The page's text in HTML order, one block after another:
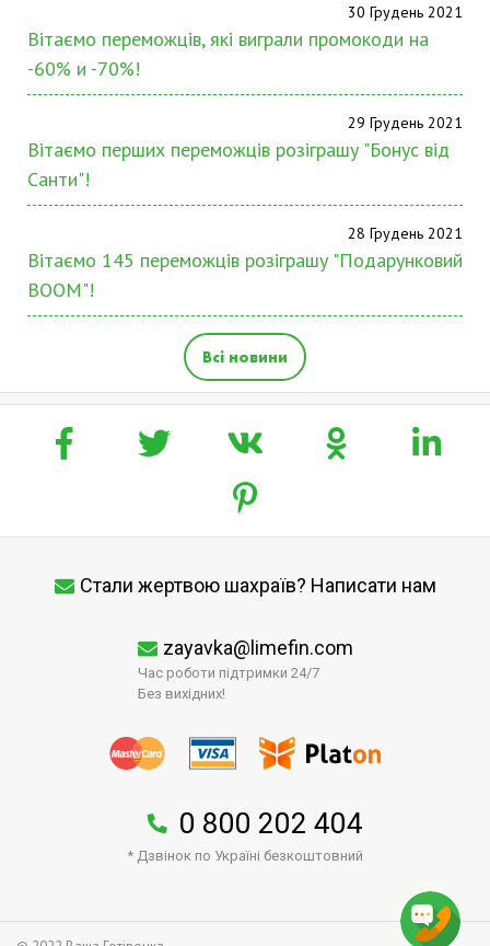
30 Грудень 2021
Вітаємо переможців, які виграли промокоди на
-60% и -70%!
29 Грудень 2021
Вітаємо перших переможців розіграшу "Бонус від
Санти"!
28 Грудень 2021
Вітаємо 145 переможців розіграшу "Подарунковий
BOOM"!
Всі новини
Стали жертвою шахраїв? Написати нам
zayavka@limefin.com
Час роботи підтримки 24/7
Без вихідних!
0 800 202 404
* Дзвінок по Україні безкоштовний
↑